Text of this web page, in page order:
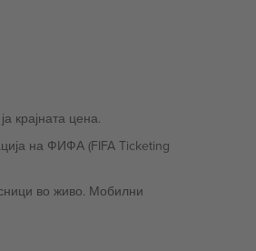
крајната цена.
на ФИФА (FIFA Ticketing
во живо. Мобилни